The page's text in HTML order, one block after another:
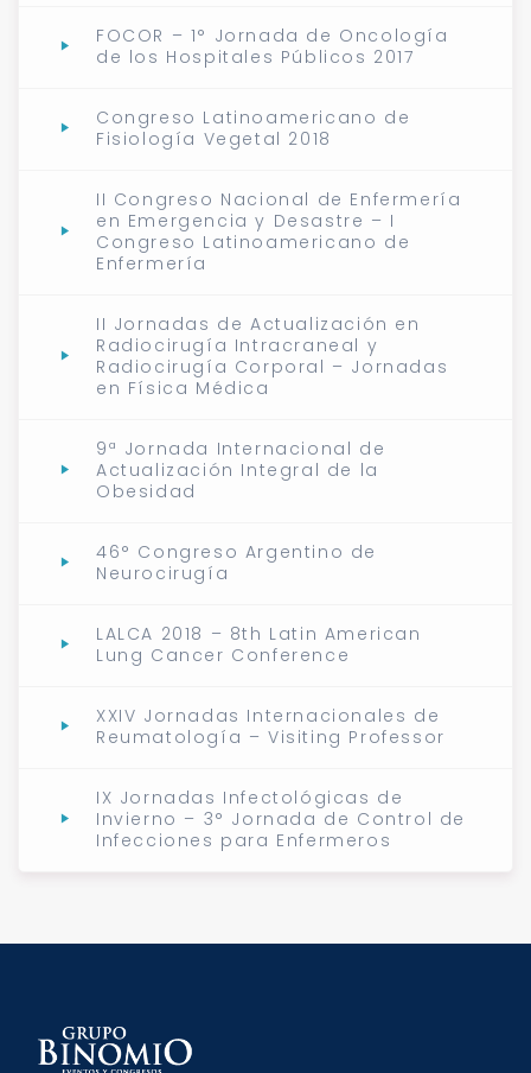
FOCOR – 1° Jornada de Oncología
de los Hospitales Públicos 2017
Congreso Latinoamericano de
Fisiología Vegetal 2018
II Congreso Nacional de Enfermería
en Emergencia y Desastre – I
Congreso Latinoamericano de
Enfermería
II Jornadas de Actualización en
Radiocirugía Intracraneal y
Radiocirugía Corporal – Jornadas
en Física Médica
9ª Jornada Internacional de
Actualización Integral de la
Obesidad
46° Congreso Argentino de
Neurocirugía
LALCA 2018 – 8th Latin American
Lung Cancer Conference
XXIV Jornadas Internacionales de
Reumatología – Visiting Professor
IX Jornadas Infectológicas de
Invierno – 3° Jornada de Control de
Infecciones para Enfermeros